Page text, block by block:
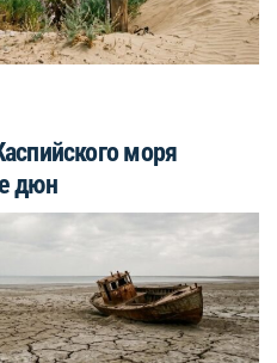
моря
дюн